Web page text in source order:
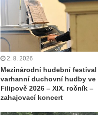
2. 8. 2026
Mezinárodní hudební festival
varhanní duchovní hudby ve
Filipově 2026 – XIX. ročník –
zahajovací koncert